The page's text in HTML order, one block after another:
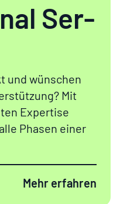
Ser­
und wünschen
Mit
Expertise
Phasen einer
Mehr erfahren